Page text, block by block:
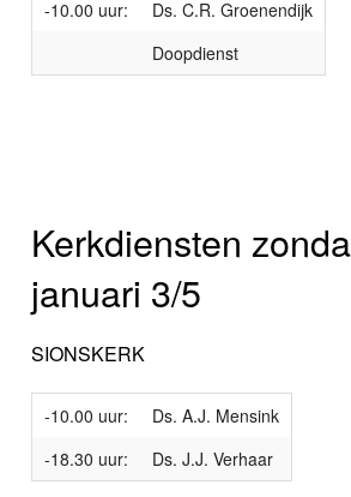
-10.00 uur:
Ds. C.R. Groenendijk
Doopdienst
Kerkdiensten
januari 3/5
SIONSKERK
-10.00 uur:
Ds. A.J. Mensink
-18.30 uur:
Ds. J.J. Verhaar